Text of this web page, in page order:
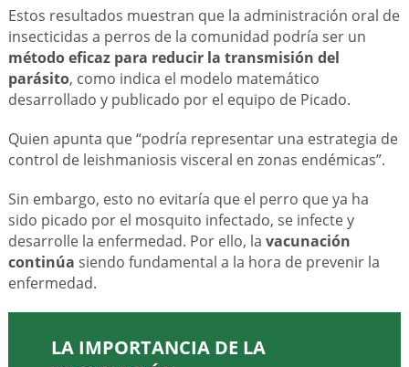
Estos resultados muestran que la administración oral de
insecticidas a perros de la comunidad podría ser un
método eficaz para reducir la transmisión del
parásito, como indica el modelo matemático
desarrollado y publicado por el equipo de Picado.
Quien apunta que “podría representar una estrategia de
control de leishmaniosis visceral en zonas endémicas”.
Sin embargo, esto no evitaría que el perro que ya ha
sido picado por el mosquito infectado, se infecte y
desarrolle la enfermedad. Por ello, la vacunación
continúa siendo fundamental a la hora de prevenir la
enfermedad.
LA IMPORTANCIA DE LA